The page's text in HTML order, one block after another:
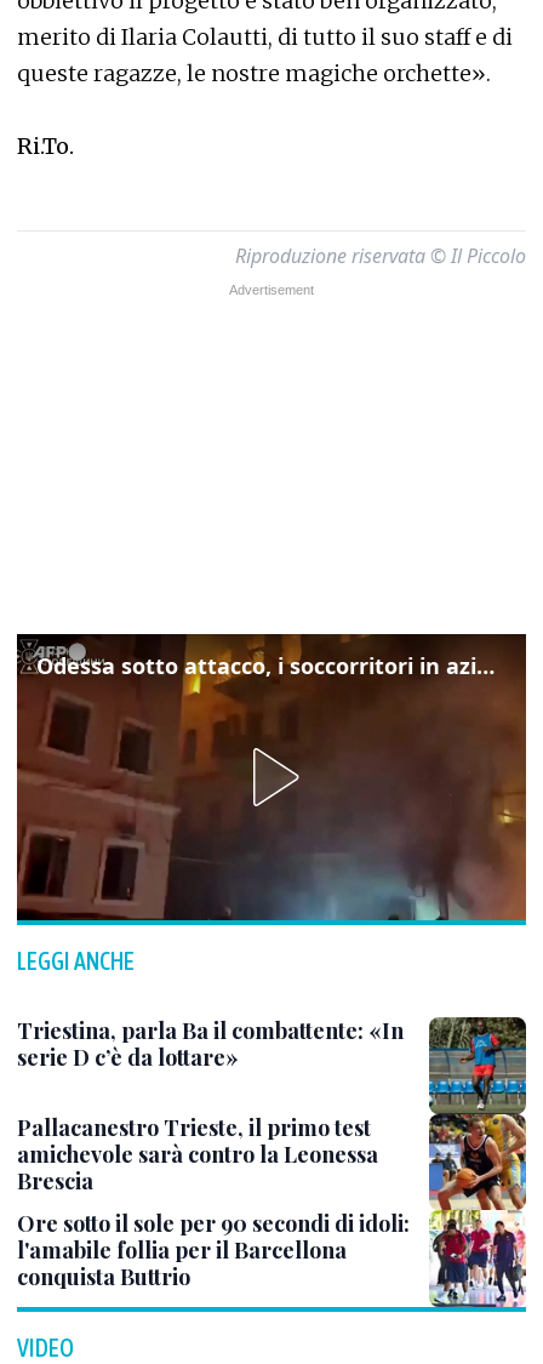
merito di Ilaria Colautti, di tutto il suo staff e di
queste ragazze, le nostre magiche orchette».
Ri.To.
Riproduzione riservata © Il Piccolo
Odessa sotto attacco, i soccorritori in azione
LEGGI ANCHE
Triestina, parla Ba il combattente: «In
serie D c’è da lottare»
Pallacanestro Trieste, il primo test
amichevole sarà contro la Leonessa
Brescia
Ore sotto il sole per 90 secondi di idoli:
l'amabile follia per il Barcellona
conquista Buttrio
VIDEO